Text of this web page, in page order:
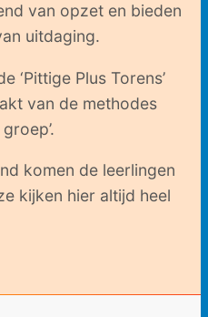
van opzet en bieden
uitdaging.
‘Pittige Plus Torens’
van de methodes
komen de leerlingen
kijken hier altijd heel